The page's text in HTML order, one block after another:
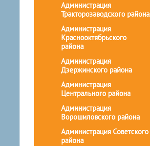
Администрация
Тракторозаводского района
Администрация
Краснооктябрьского
района
Администрация
Дзержинского района
Администрация
Центрального района
Администрация
Ворошиловского района
Администрация Советского
района